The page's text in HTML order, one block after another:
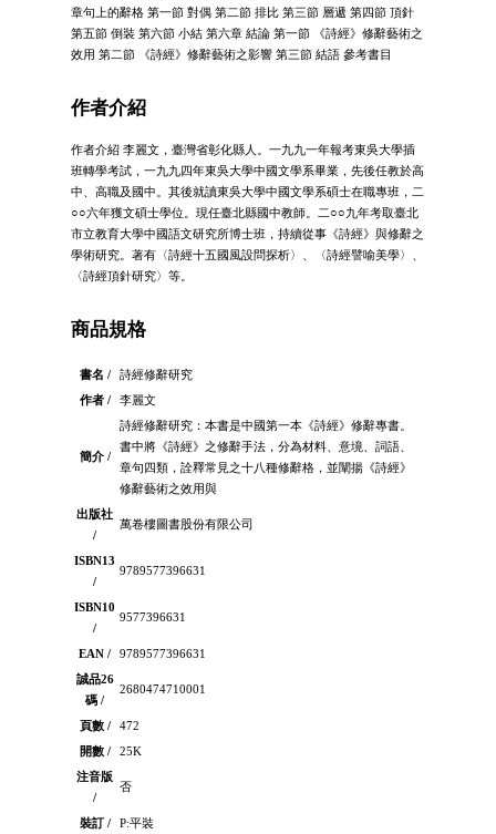
章句上的辭格 第一節 對偶 第二節 排比 第三節 層遞 第四節 頂針
第五節 倒裝 第六節 小結 第六章 結論 第一節 《詩經》修辭藝術之
效用 第二節 《詩經》修辭藝術之影響 第三節 結語 參考書目
作者介紹
作者介紹 李麗文，臺灣省彰化縣人。一九九一年報考東吳大學插
班轉學考試，一九九四年東吳大學中國文學系畢業，先後任教於高
中、高職及國中。其後就讀東吳大學中國文學系碩士在職專班，二
○○六年獲文碩士學位。現任臺北縣國中教師。二○○九年考取臺北
市立教育大學中國語文研究所博士班，持續從事《詩經》與修辭之
學術研究。著有〈詩經十五國風設問探析〉、〈詩經譬喻美學〉、
〈詩經頂針研究〉等。
商品規格
書名 /
詩經修辭研究
作者 /
李麗文
簡介 /
詩經修辭研究：本書是中國第一本《詩經》修辭專書。
書中將《詩經》之修辭手法，分為材料、意境、詞語、
章句四類，詮釋常見之十八種修辭格，並闡揚《詩經》
修辭藝術之效用與
出版社
/
萬卷樓圖書股份有限公司
ISBN13
/
9789577396631
ISBN10
/
9577396631
EAN /
9789577396631
誠品26
碼 /
2680474710001
頁數 /
472
開數 /
25K
注音版
/
否
裝訂 / P:平裝